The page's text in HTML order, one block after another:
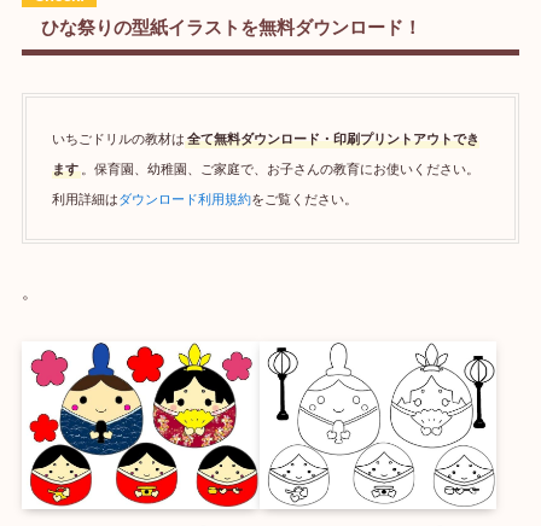
ひな祭りの型紙イラストを無料ダウンロード！
いちごドリルの教材は 全て無料ダウンロード・印刷プリントアウトでき
ます。保育園、幼稚園、ご家庭で、お子さんの教育にお使いください。
利用詳細はダウンロード利用規約をご覧ください。
。